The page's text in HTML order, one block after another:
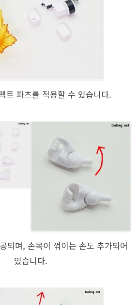
트 파츠를 적용할 수 있습니다.
되며, 손목이 꺾이는 손도 추가되어
있습니다.